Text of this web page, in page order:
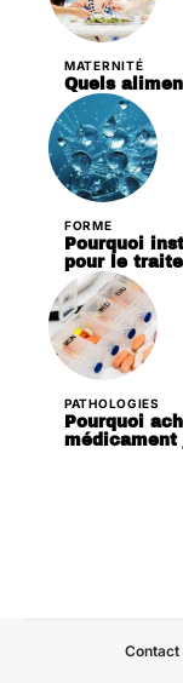
MATERNITÉ
Quels
FORME
Pourquoi
pour le
PATHOLOGIES
Pourquoi
médicament
Contact